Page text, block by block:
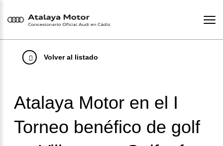
Volver al listado
Atalaya Motor en el I
Torneo benéfico de golf